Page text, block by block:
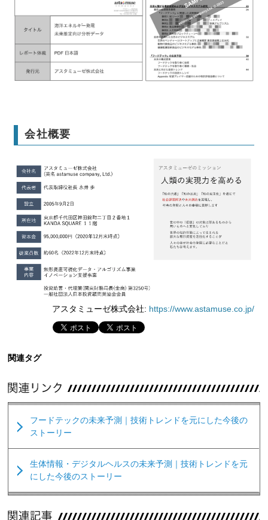
会社概要
アスタミューゼ株式会社: https://www.astamuse.co.jp/
関連タグ
フードテックの未来予測｜技術トレンドを元にした今後の
ストーリー
生体情報・デジタルヘルスの未来予測｜技術トレンドを元
にした今後のストーリー